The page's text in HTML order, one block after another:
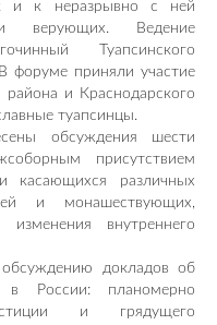
и к неразрывно с ней
верующих. Ведение
Туапсинского
форуме приняли участие
и Краснодарского
туапсинцы.
обсуждения шести
присутствием
касающихся различных
и монашествующих,
внутреннего
докладов об
в России: планомерно
и грядущего